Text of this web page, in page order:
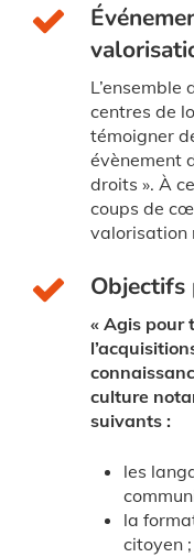
centres de
témoigner
évènement
droits ». À
coups de
valorisation
Objectifs
« Agis pour
culture
suivants :
les
la
citoyen ;